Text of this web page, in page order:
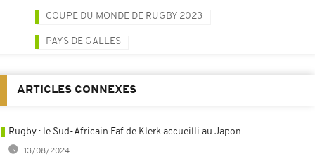
COUPE DU MONDE DE RUGBY 2023
PAYS DE GALLES
ARTICLES CONNEXES
Rugby : le Sud-Africain Faf de Klerk accueilli au Japon
13/08/2024